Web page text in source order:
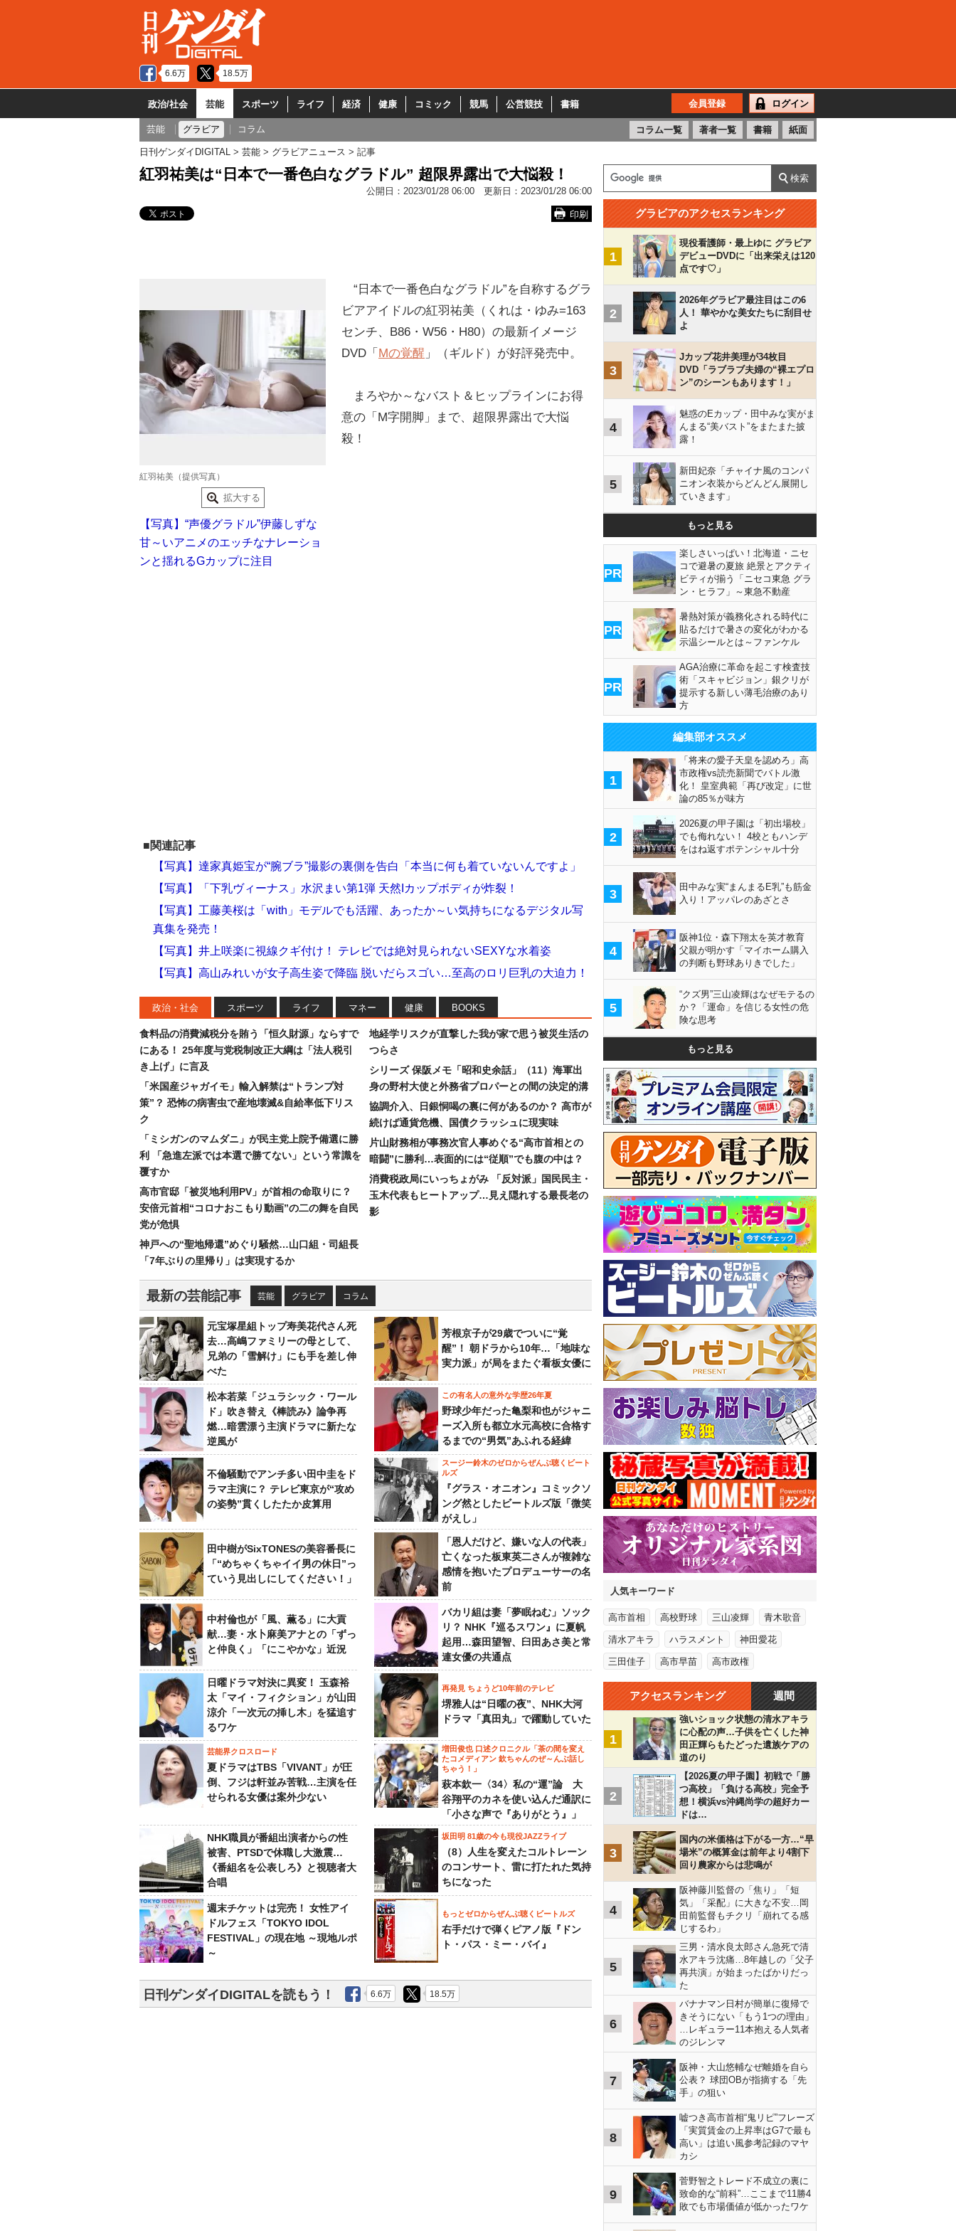
6.6万 18.5万
政治/社会 芸能 スポーツ ライフ 経済 健康 コミック 競馬 公営競技 書籍 会員登録 ログイン
芸能 グラビア コラム コラム一覧 著者一覧 書籍 紙面
日刊ゲンダイDIGITAL 芸能 グラビアニュース 記事
紅羽祐美は“日本で一番色白なグラドル” 超限界露出で大悩殺！
公開日： 2023/01/28 06:00 更新日： 2023/01/28 06:00
印刷
紅羽祐美（提供写真）
拡大する
【写真】“声優グラドル”伊藤しずな
甘～いアニメのエッチなナレーショ
ンと揺れるGカップに注目
“日本で一番色白なグラドル”を自称するグラ
ビアアイドルの紅羽祐美（くれは・ゆみ=163
センチ、B86・W56・H80）の最新イメージ
DVD「 Mの覚醒 」（ギルド）が好評発売中。
まろやか～なバスト＆ヒップラインにお得
意の「M字開脚」まで、超限界露出で大悩
殺！
■関連記事
【写真】達家真姫宝が“腕ブラ”撮影の裏側を告白「本当に何も着ていないんですよ」
【写真】「下乳ヴィーナス」水沢まい第1弾 天然Iカップボディが炸裂！
【写真】工藤美桜は「with」モデルでも活躍、あったか～い気持ちになるデジタル写
真集を発売！
【写真】井上咲楽に視線クギ付け！ テレビでは絶対見られないSEXYな水着姿
【写真】高山みれいが女子高生姿で降臨 脱いだらスゴい…至高のロリ巨乳の大迫力！
政治・社会 スポーツ ライフ マネー 健康 BOOKS
食料品の消費減税分を賄う「恒久財源」ならすで
にある！ 25年度与党税制改正大綱は「法人税引
き上げ」に言及
「米国産ジャガイモ」輸入解禁は“トランプ対
策”？ 恐怖の病害虫で産地壊滅&自給率低下リス
ク
「ミシガンのマムダニ」が民主党上院予備選に勝
利 「急進左派では本選で勝てない」という常識を
覆すか
高市官邸「被災地利用PV」が首相の命取りに？
安倍元首相“コロナおこもり動画”の二の舞を自民
党が危惧
神戸への“聖地帰還”めぐり騒然…山口組・司組長
「7年ぶりの里帰り」は実現するか
地経学リスクが直撃した我が家で思う被災生活の
つらさ
シリーズ 保阪メモ「昭和史余話」（11）海軍出
身の野村大使と外務省プロパーとの間の決定的溝
協調介入、日銀恫喝の裏に何があるのか？ 高市が
続けば通貨危機、国債クラッシュに現実味
片山財務相が事務次官人事めぐる“高市首相との
暗闘”に勝利…表面的には“従順”でも腹の中は？
消費税政局にいっちょがみ 「反対派」国民民主・
玉木代表もヒートアップ…見え隠れする最長老の
影
最新の芸能記事 芸能 グラビア コラム
元宝塚星組トップ寿美花代さん死
去…高嶋ファミリーの母として、
兄弟の「雪解け」にも手を差し伸
べた
芳根京子が29歳でついに“覚
醒”！ 朝ドラから10年…「地味な
実力派」が局をまたぐ看板女優に
松本若菜「ジュラシック・ワール
ド」吹き替え《棒読み》論争再
燃…暗雲漂う主演ドラマに新たな
逆風が
この有名人の意外な学歴26年夏
野球少年だった亀梨和也がジャニ
ーズ入所も都立水元高校に合格す
るまでの“男気”あふれる経緯
不倫騒動でアンチ多い田中圭をド
ラマ主演に？ テレビ東京が“攻め
の姿勢”貫くしたたか皮算用
スージー鈴木のゼロからぜんぶ聴くビート
ルズ
『グラス・オニオン』コミックソ
ング然としたビートルズ版「微笑
がえし」
田中樹がSixTONESの美容番長に
「“めちゃくちゃイイ男の休日”っ
ていう見出しにしてください！」
「恩人だけど、嫌いな人の代表」
亡くなった板東英二さんが複雑な
感情を抱いたプロデューサーの名
前
中村倫也が「風、薫る」に大貢
献…妻・水卜麻美アナとの「ずっ
と仲良く」「にこやかな」近況
バカリ組は妻「夢眠ねむ」ソック
リ？ NHK『巡るスワン』に夏帆
起用…森田望智、臼田あさ美と常
連女優の共通点
日曜ドラマ対決に異変！ 玉森裕
太「マイ・フィクション」が山田
涼介「一次元の挿し木」を猛追す
るワケ
再発見 ちょうど10年前のテレビ
堺雅人は“日曜の夜”、NHK大河
ドラマ「真田丸」で躍動していた
芸能界クロスロード
夏ドラマはTBS「VIVANT」が圧
倒、フジは軒並み苦戦…主演を任
せられる女優は案外少ない
増田俊也 口述クロニクル「茶の間を変え
たコメディアン 欽ちゃんのぜ～んぶ話し
ちゃう！」
萩本欽一〈34〉私の“運”論 大
谷翔平のカネを使い込んだ通訳に
「小さな声で『ありがとう』」
NHK職員が番組出演者からの性
被害、PTSDで休職し大激震…
《番組名を公表しろ》と視聴者大
合唱
坂田明 81歳の今も現役JAZZライブ
（8）人生を変えたコルトレーン
のコンサート、雷に打たれた気持
ちになった
週末チケットは完売！ 女性アイ
ドルフェス「TOKYO IDOL
FESTIVAL」の現在地 ～現地ルポ
～
もっとゼロからぜんぶ聴くビートルズ
右手だけで弾くピアノ版『ドン
ト・パス・ミー・バイ』
日刊ゲンダイDIGITALを読もう！ 6.6万 18.5万
グラビアのアクセスランキング
1
現役看護師・最上ゆに グラビア
デビューDVDに「出来栄えは120
点です♡」
2
2026年グラビア最注目はこの6
人！ 華やかな美女たちに刮目せ
よ
3
Jカップ花井美理が34枚目
DVD「ラブラブ夫婦の“裸エプロ
ン”のシーンもあります！」
4
魅惑のEカップ・田中みな実がま
んまる“美バスト”をまたまた披
露！
5
新田妃奈「チャイナ風のコンパ
ニオン衣装からどんどん展開し
ていきます」
もっと見る
PR
楽しさいっぱい！北海道・ニセ
コで避暑の夏旅 絶景とアクティ
ビティが揃う「ニセコ東急 グラ
ン・ヒラフ」～東急不動産
PR
暑熱対策が義務化される時代に
貼るだけで暑さの変化がわかる
示温シールとは～ファンケル
PR
AGA治療に革命を起こす検査技
術「スキャビジョン」銀クリが
提示する新しい薄毛治療のあり
方
編集部オススメ
1
「将来の愛子天皇を認めろ」高
市政権vs読売新聞でバトル激
化！ 皇室典範「再び改定」に世
論の85％が味方
2
2026夏の甲子園は「初出場校」
でも侮れない！ 4校ともハンデ
をはね返すポテンシャル十分
3
田中みな実“まんまるE乳”も筋金
入り！アッパレのあざとさ
4
阪神1位・森下翔太を英才教育
父親が明かす「マイホーム購入
の判断も野球ありきでした」
5
“クズ男”三山凌輝はなぜモテるの
か？「運命」を信じる女性の危
険な思考
もっと見る
人気キーワード
高市首相 高校野球 三山凌輝 青木歌音
清水アキラ ハラスメント 神田愛花
三田佳子 高市早苗 高市政権
アクセスランキング 週間
1
強いショック状態の清水アキラ
に心配の声…子供を亡くした神
田正輝らもたどった遺族ケアの
道のり
2
【2026夏の甲子園】初戦で「勝
つ高校」「負ける高校」完全予
想！横浜vs沖縄尚学の超好カー
ドは…
3
国内の米価格は下がる一方…“早
場米”の概算金は前年より4割下
回り農家からは悲鳴が
4
阪神藤川監督の「焦り」「短
気」「采配」に大きな不安…岡
田前監督もチクリ「崩れてる感
じするわ」
5
三男・清水良太郎さん急死で清
水アキラ沈痛…8年越しの「父子
再共演」が始まったばかりだっ
た
6
バナナマン日村が簡単に復帰で
きそうにない「もう1つの理由」
…レギュラー11本抱える人気者
のジレンマ
7
阪神・大山悠輔なぜ離婚を自ら
公表？ 球団OBが指摘する「先
手」の狙い
8
嘘つき高市首相“鬼リピ”フレーズ
「実質賃金の上昇率はG7で最も
高い」は追い風参考記録のマヤ
カシ
9
菅野智之トレード不成立の裏に
致命的な“前科”…ここまで11勝4
敗でも市場価値が低かったワケ